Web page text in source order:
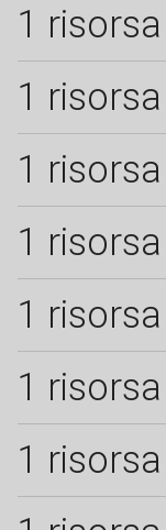
1 risorsa
1 risorsa
1 risorsa
1 risorsa
1 risorsa
1 risorsa
1 risorsa